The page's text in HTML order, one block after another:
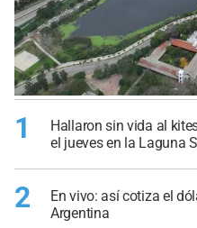
1
Hallaron sin vida al
el jueves en la Laguna
2
En vivo: así cotiza el
Argentina